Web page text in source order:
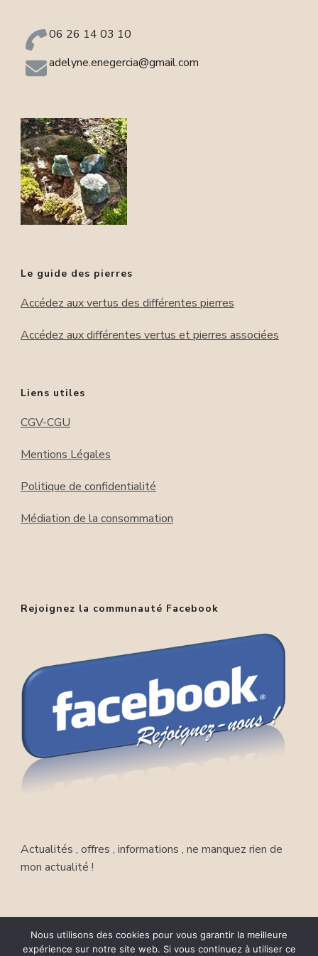
du
06 26 14 03 10
adelyne.enegercia@gmail.com
Le guide des pierres
Accédez aux vertus des différentes pierres
Accédez aux différentes vertus et pierres associées
Liens utiles
CGV-CGU
Mentions Légales
Politique de confidentialité
Médiation de la consommation
Rejoignez la communauté Facebook
Actualités , offres , informations , ne manquez rien de
mon actualité !
copyright Enegercia 2025 , tous droits réservés Blossom
Nous utilisons des cookies pour vous garantir la meilleure
expérience sur notre site web. Si vous continuez à utiliser ce